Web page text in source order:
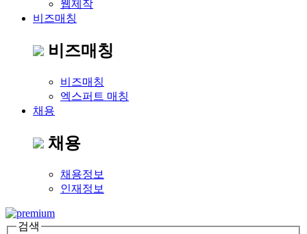
웹제작
비즈매칭
비즈매칭
비즈매칭
엑스퍼트 매칭
채용
채용
채용정보
인재정보
검색